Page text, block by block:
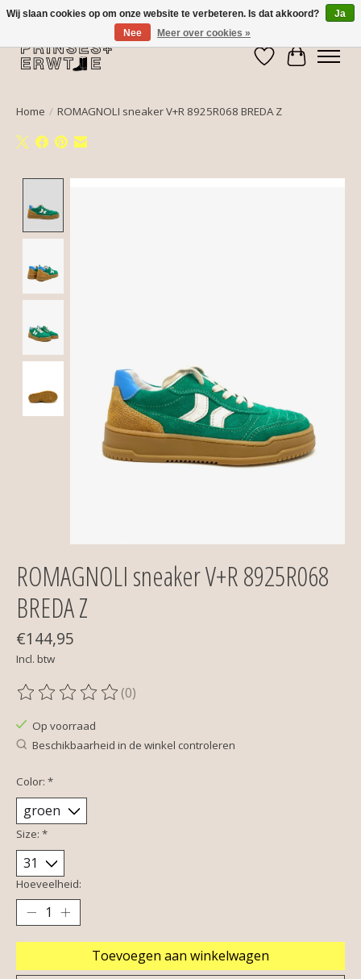
Verlanglijst
Home / ROMAGNOLI sneaker V+R 8925R068 BREDA Z
ROMAGNOLI sneaker V+R 8925R068
BREDA Z
€144,95
Incl. btw
De beoordeling van dit product is
(0)
Op voorraad
Beschikbaarheid in de winkel controleren
Color: *
Size: *
Hoeveelheid:
Toevoegen aan winkelwagen
Wij slaan cookies op om onze website te verbeteren. Is dat akkoord?
Ja
Nee
Meer over cookies »